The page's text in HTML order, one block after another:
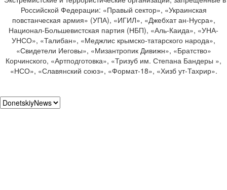
Российской Федерации: «Правый сектор», «Украинская
повстанческая армия» (УПА), «ИГИЛ», «Джебхат ан-Нусра»,
Национал-Большевистская партия (НБП), «Аль-Каида», «УНА-
УНСО», «Талибан», «Меджлис крымско-татарского народа»,
«Свидетели Иеговы», «Мизантропик Дивижн», «Братство»
Корчинского, «Артподготовка», «Тризуб им. Степана Бандеры »,
«НСО», «Славянский союз», «Формат-18», «Хизб ут-Тахрир».